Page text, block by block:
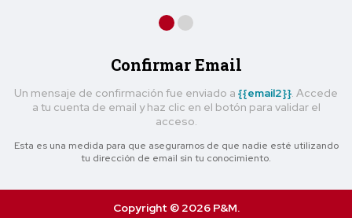
Confirmar Email
Un mensaje de confirmación fue enviado a {{email2}} . Accede
a tu cuenta de email y haz clic en el botón para validar el
acceso.
Esta es una medida para que asegurarnos de que nadie esté utilizando
tu dirección de email sin tu conocimiento.
Copyright © 2026 P&M.